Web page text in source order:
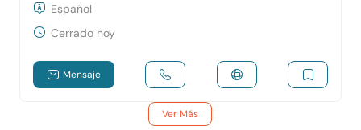
Español
Cerrado hoy
Mensaje
Ver Más